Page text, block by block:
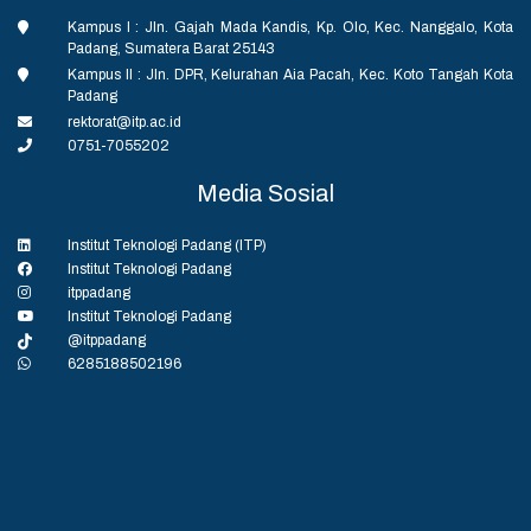
Kampus I : Jln. Gajah Mada Kandis, Kp. Olo, Kec. Nanggalo, Kota
Padang, Sumatera Barat 25143
Kampus II : Jln. DPR, Kelurahan Aia Pacah, Kec. Koto Tangah Kota
Padang
rektorat@itp.ac.id
0751-7055202
Media Sosial
Institut Teknologi Padang (ITP)
Institut Teknologi Padang
itppadang
Institut Teknologi Padang
@itppadang
6285188502196